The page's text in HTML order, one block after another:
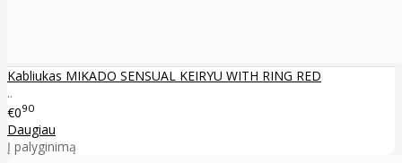
Kabliukas MIKADO SENSUAL KEIRYU WITH RING RED
..
€090
Daugiau
Į palyginimą